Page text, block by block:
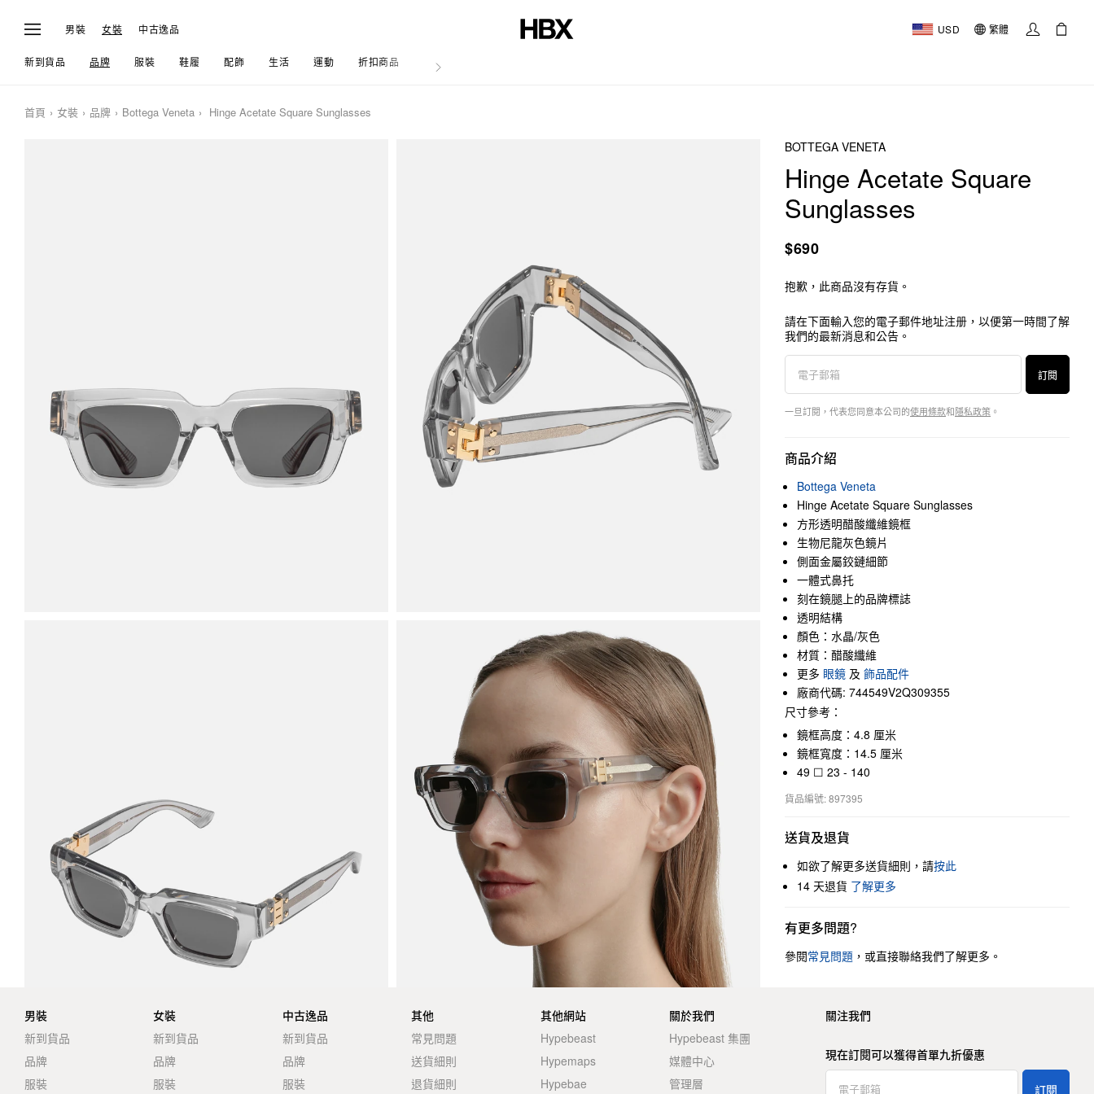
男裝 女裝 中古逸品 USD 繁體
新到貨品 品牌 服裝 鞋履 配飾 生活 運動 折扣商品 文章
首頁 女裝 品牌 Bottega Veneta Hinge Acetate Square Sunglasses
BOTTEGA VENETA
Hinge Acetate Square
Sunglasses
$690
抱歉，此商品沒有存貨。
請在下面輸入您的電子郵件地址注册，以便第一時間了解
我們的最新消息和公告。
訂閱
一旦訂閱，代表您同意本公司的使用條款和隱私政策 。
商品介紹
Bottega Veneta
Hinge Acetate Square Sunglasses
方形透明醋酸纖維鏡框
生物尼龍灰色鏡片
側面金屬鉸鏈細節
一體式鼻托
刻在鏡腿上的品牌標誌
透明結構
顏色：水晶/灰色
材質：醋酸纖維
更多 眼鏡 及 飾品配件
廠商代碼: 744549V2Q309355
尺寸參考：
鏡框高度：4.8 厘米
鏡框寬度：14.5 厘米
49 ☐ 23 - 140
貨品編號: 897395
送貨及退貨
如欲了解更多送貨細則，請按此
14 天退貨 了解更多
有更多問題?
參閱常見問題 ，或直接聯絡我們了解更多。
男裝
新到貨品
品牌
服裝
女裝
新到貨品
品牌
服裝
中古逸品
新到貨品
品牌
服裝
其他
常見問題
送貨細則
退貨細則
其他網站
Hypebeast
Hypemaps
Hypebae
關於我們
Hypebeast 集團
媒體中心
管理層
關注我們
現在訂閱可以獲得首單九折優惠
訂閱